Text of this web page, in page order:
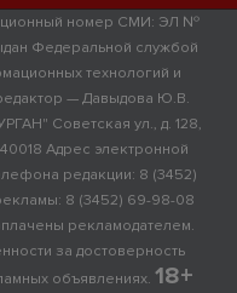
номер СМИ: ЭЛ №
Федеральной службой
технологий и
— Давыдова Ю.В.
Советская ул., д. 128,
Адрес электронной
редакции: 8 (3452)
8 (3452) 69-98-08
рекламодателем.
за достоверность
объявлениях. 18+